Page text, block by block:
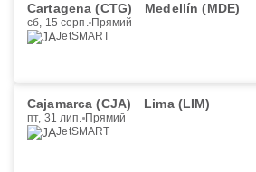
Cartagena (CTG) Medellín (MDE)
сб, 15 серп. Прямий
JetSMART
Cajamarca (CJA) Lima (LIM)
пт, 31 лип. Прямий
JetSMART